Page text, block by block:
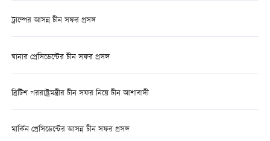
ট্রাম্পের আসন্ন চীন সফর প্রসঙ্গ
ঘানার প্রেসিডেন্টের চীন সফর প্রসঙ্গ
ব্রিটিশ পররাষ্ট্রমন্ত্রীর চীন সফর নিয়ে চীন আশাবাদী
মার্কিন প্রেসিডেন্টের আসন্ন চীন সফর প্রসঙ্গ